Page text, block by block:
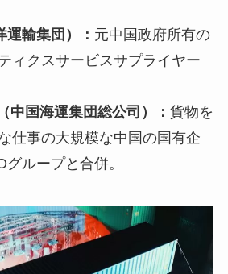
輸集団）
： 元中国政府所有の
ィクスサービスサプライヤー
国海運集団総公司）
： 貨物を
仕事の大規模な中国の国有企
ループと合併。